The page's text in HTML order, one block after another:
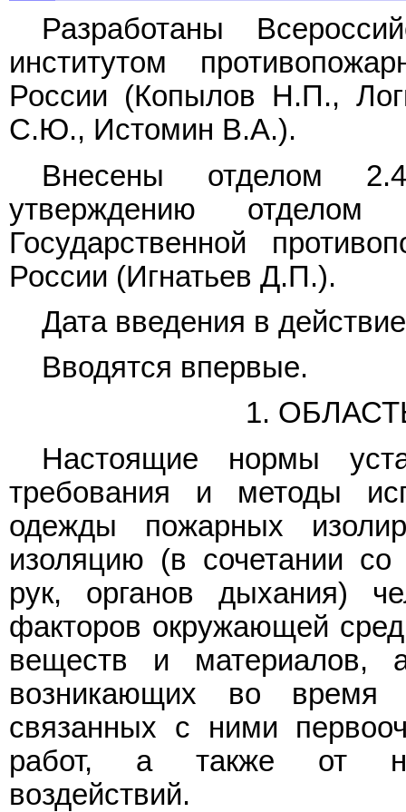
Разработаны
институтом
России (Копылов Н.П.,
С.Ю., Истомин В.А.).
Внесены отделом
утверждению
Государственной
России (Игнатьев Д.П.).
Дата введения в
Вводятся впервые.
1.
Настоящие нормы
требования и методы
одежды пожарных
изоляцию (в сочетании
рук, органов дыхания)
факторов окружающей
веществ и материалов,
возникающих во время
связанных с ними
работ, а также от
воздействий.